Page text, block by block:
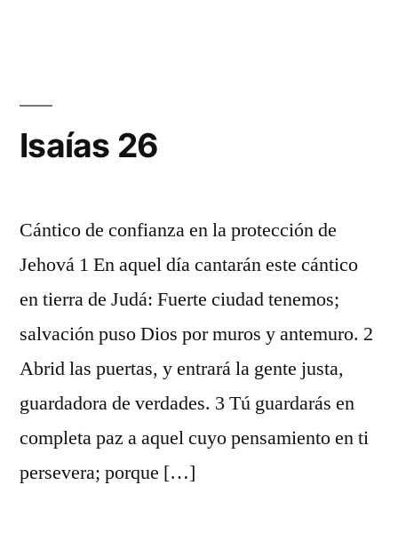
Isaías 26
Cántico de confianza en la protección de
Jehová 1 En aquel día cantarán este cántico
en tierra de Judá: Fuerte ciudad tenemos;
salvación puso Dios por muros y antemuro. 2
Abrid las puertas, y entrará la gente justa,
guardadora de verdades. 3 Tú guardarás en
completa paz a aquel cuyo pensamiento en ti
persevera; porque […]